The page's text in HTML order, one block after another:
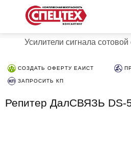
Усилители сигнала сотовой
СОЗДАТЬ ОФЕРТУ ЕАИСТ
ЗАПРОСИТЬ КП
Репитер ДалСВЯЗЬ DS-